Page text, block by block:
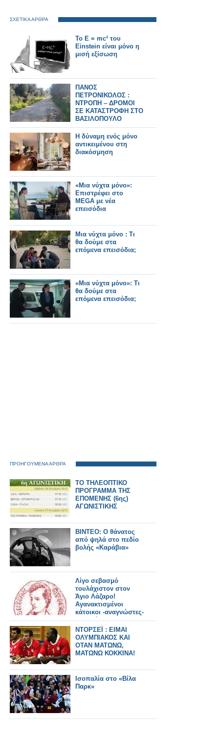
ΣΧΕΤΙΚΑ ΑΡΘΡΑ
Το E = mc² του
Einstein είναι μόνο η
μισή εξίσωση
ΠΑΝΟΣ
ΠΕΤΡΟΝΙΚΟΛΟΣ :
ΝΤΡΟΠΗ – ΔΡΟΜΟΙ
ΣΕ ΚΑΤΑΣΤΡΟΦΗ ΣΤΟ
ΒΑΣΙΛΟΠΟΥΛΟ
Η δύναμη ενός μόνο
αντικειμένου στη
διακόσμηση
«Μια νύχτα μόνο»:
Επιστρέφει στο
MEGA με νέα
επεισόδια
Μια νύχτα μόνο : Τι
θα δούμε στα
επόμενα επεισόδια;
«Μια νύχτα μόνο»: Τι
θα δούμε στα
επόμενα επεισόδια;
ΠΡΟΗΓΟΥΜΕΝΑ ΑΡΘΡΑ
ΤΟ ΤΗΛΕΟΠΤΙΚΟ
ΠΡΟΓΡΑΜΜΑ ΤΗΣ
ΕΠΟΜΕΝΗΣ (6ης)
ΑΓΩΝΙΣΤΙΚΗΣ
BINTEO: Ο θάνατος
από ψηλά στο πεδίο
βολής «Καράβια»
Λίγο σεβασμό
τουλάχιστον στον
Άγιο Λάζαρο!
Αγανακτισμένοι
κάτοικοι -αναγνώστες-
απευθύνονται στον
δήμαρχο Βύρωνα
ΝΤΟΡΣΕΪ : ΕΙΜΑΙ
ΟΛΥΜΠΙΑΚΟΣ ΚΑΙ
ΟΤΑΝ ΜΑΤΩΝΩ,
ΜΑΤΩΝΩ ΚΟΚΚΙΝΑ!
Ισοπαλία στο «Βίλα
Παρκ»